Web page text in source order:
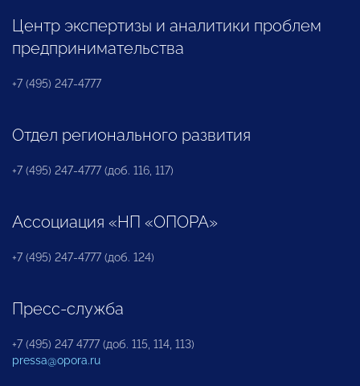
Центр экспертизы и аналитики проблем
предпринимательства
+7 (495) 247-4777
Отдел регионального развития
+7 (495) 247-4777 (доб. 116, 117)
Ассоциация «НП «ОПОРА»
+7 (495) 247-4777 (доб. 124)
Пресс-служба
+7 (495) 247 4777 (доб. 115, 114, 113)
pressa@opora.ru